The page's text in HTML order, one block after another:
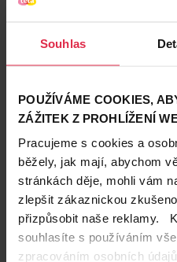
Souhlas
POUŽÍVÁME COOKIES,
ZÁŽITEK Z PROHLÍŽENÍ
Pracujeme s cookies a
běžely, jak mají, abychom
stránkách děje, mohli vám
zlepšit zákaznickou
přizpůsobit naše reklamy.
souhlasíte s používáním
zpracováním osobních
Teta prodejny a služby